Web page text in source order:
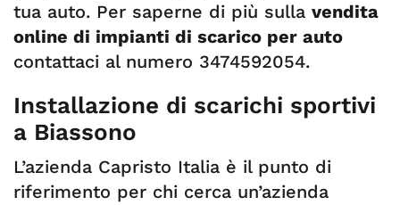
tua auto. Per saperne di più sulla vendita
online di impianti di scarico per auto
contattaci al numero 3474592054.
Installazione di scarichi sportivi
a Biassono
L’azienda Capristo Italia è il punto di
riferimento per chi cerca un’azienda